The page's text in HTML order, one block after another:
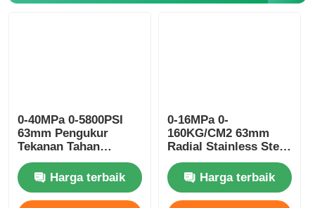
0-40MPa 0-5800PSI
63mm Pengukur
Tekanan Tahan
Guncangan
Pemantauan Unit
Daya Hidraulik Berisi
Gliserin
Harga terbaik
0-16MPa 0-
160KG/CM2 63mm
Radial Stainless Steel
Pressure Gauge
Gliserin Dipenuhi
Harga terbaik